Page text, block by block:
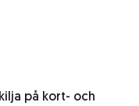
på kort- och